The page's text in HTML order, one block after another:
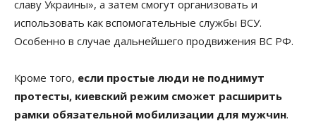
славу Украины», а затем смогут организовать и
использовать как вспомогательные службы ВСУ.
Особенно в случае дальнейшего продвижения ВС РФ.
Кроме того, если простые люди не поднимут
протесты, киевский режим сможет расширить
рамки обязательной мобилизации для мужчин.